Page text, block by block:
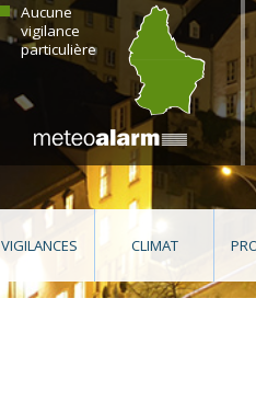
Aucune
vigilance
particulière
VIGILANCES CLIMAT